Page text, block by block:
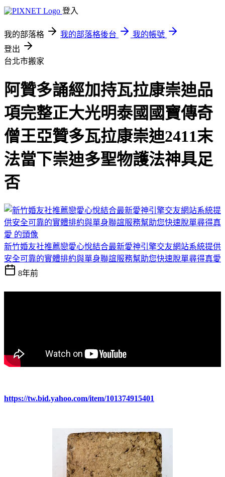
登入
我的部落格 我的部落格後台
我的帳號
登出
台北市搬家
阿贊多誦經加持瓦拉康崇迪品
項完整正大光明泰國國寶傳奇
僧王亞贊多瓦拉康崇迪2411末
法當下崇迪多聖物護法神具足
否
新竹婚友社推薦戀愛心悅結合最新愛神引擎交友網站系統提供
安全可靠的實體排約與單身聯誼服務幫助您快速脫單尋得真愛
8年前
https://tw.bid.yahoo.com/item/101374915401